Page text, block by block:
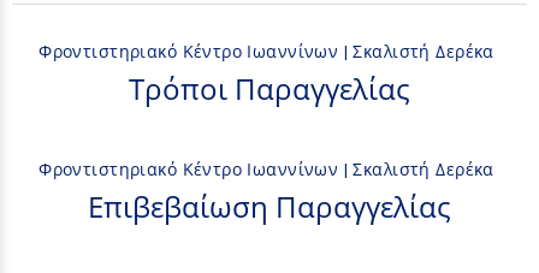
Φροντιστηριακό Κέντρο Ιωαννίνων | Σκαλιστή Δερέκα
Τρόποι Παραγγελίας
Φροντιστηριακό Κέντρο Ιωαννίνων | Σκαλιστή Δερέκα
Επιβεβαίωση Παραγγελίας